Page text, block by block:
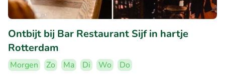
Ontbijt bij Bar Restaurant Sijf in hartje
Rotterdam
Morgen Zo Ma Di Wo
Do